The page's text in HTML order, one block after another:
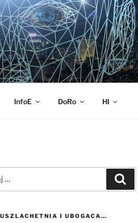
InfoE DoRo HI
I UBOGACA…